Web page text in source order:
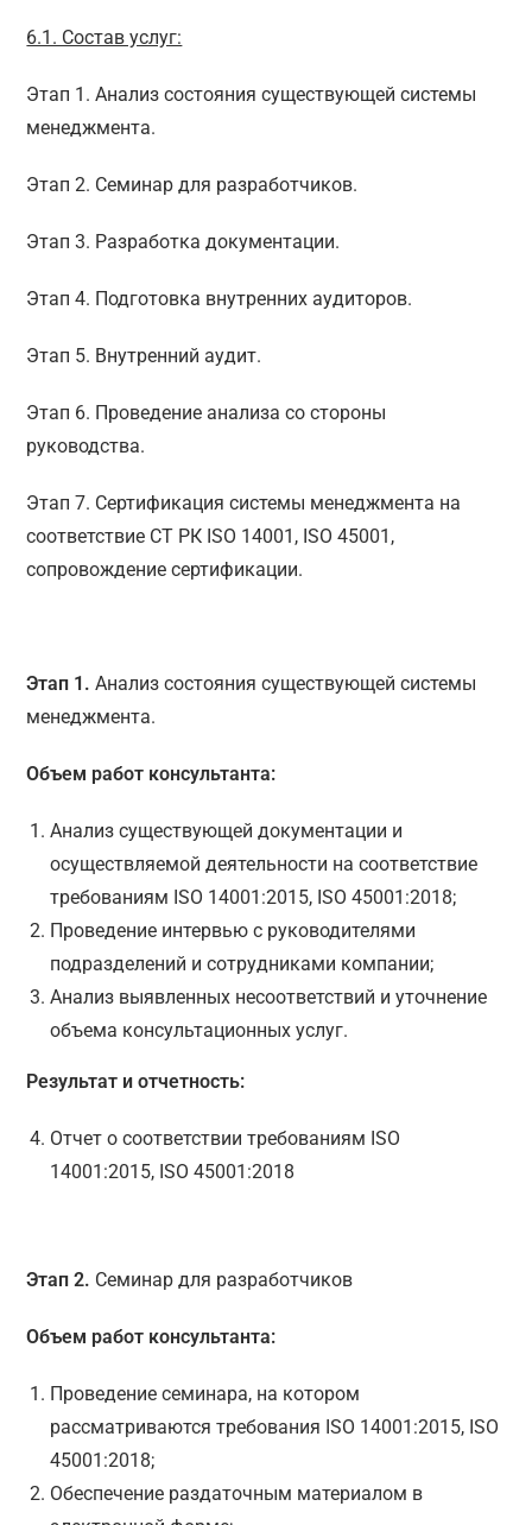
6.1. Состав услуг:
Этап 1. Анализ состояния существующей системы
менеджмента.
Этап 2. Семинар для разработчиков.
Этап 3. Разработка документации.
Этап 4. Подготовка внутренних аудиторов.
Этап 5. Внутренний аудит.
Этап 6. Проведение анализа со стороны
руководства.
Этап 7. Сертификация системы менеджмента на
соответствие СТ РК ISO 14001, ISO 45001,
сопровождение сертификации.
Этап 1.Анализ состояния существующей системы
менеджмента.
Объем работ консультанта:
Анализ существующей документации и
осуществляемой деятельности на соответствие
требованиям ISO 14001:2015, ISO 45001:2018;
Проведение интервью с руководителями
подразделений и сотрудниками компании;
Анализ выявленных несоответствий и уточнение
объема консультационных услуг.
Результат и отчетность:
Отчет о соответствии требованиям ISO
14001:2015, ISO 45001:2018
Этап 2. Семинар для разработчиков
Объем работ консультанта:
Проведение семинара, на котором
рассматриваются требования ISO 14001:2015, ISO
45001:2018;
Обеспечение раздаточным материалом в